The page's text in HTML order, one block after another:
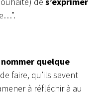
nommer quelque
faire, qu’ils savent
à réfléchir à au